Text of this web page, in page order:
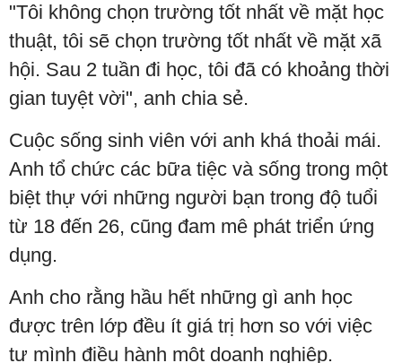
"Tôi không chọn trường tốt nhất về mặt học
thuật, tôi sẽ chọn trường tốt nhất về mặt xã
hội. Sau 2 tuần đi học, tôi đã có khoảng thời
gian tuyệt vời", anh chia sẻ.
Cuộc sống sinh viên với anh khá thoải mái.
Anh tổ chức các bữa tiệc và sống trong một
biệt thự với những người bạn trong độ tuổi
từ 18 đến 26, cũng đam mê phát triển ứng
dụng.
Anh cho rằng hầu hết những gì anh học
được trên lớp đều ít giá trị hơn so với việc
tự mình điều hành một doanh nghiệp.